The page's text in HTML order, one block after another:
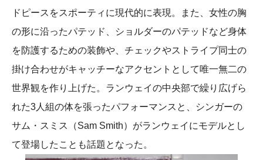
ドピースをスポーティに現代的に表現。また、女性の胸
の形に沿ったパテッド、ショルダーのパテッドなど身体
を防護するための装飾や、チェックやストライプ同士の
掛け合わせがキャッチーなアクセントとして唯一無二の
世界観を作り上げた。ランウェイの中央部で繰り広げら
れた3人組の体を張ったパフォーマンスと、シンガーの
サム・スミス（Sam Smith）がランウェイにモデルとし
て登場したことも話題となった。